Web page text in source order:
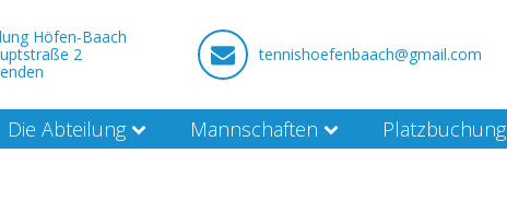
Höfen-Baach
2
tennishoefenbaach@gmail.com
Die Abteilung Mannschaften Platzbuchung